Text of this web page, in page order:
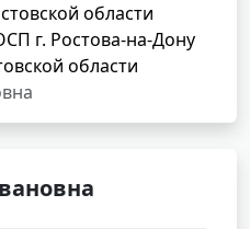
области
г. Ростова-на-Дону
области